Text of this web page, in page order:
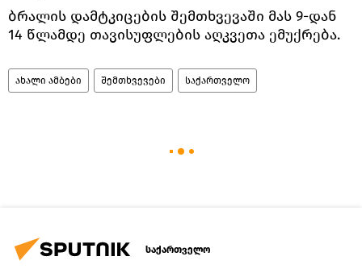
ბრალის დამტკიცების შემთხვევაში მას 9-დან
14 წლამდე თავისუფლების აღკვეთა ემუქრება.
ახალი ამბები შემთხვევები საქართველო
საქართველო